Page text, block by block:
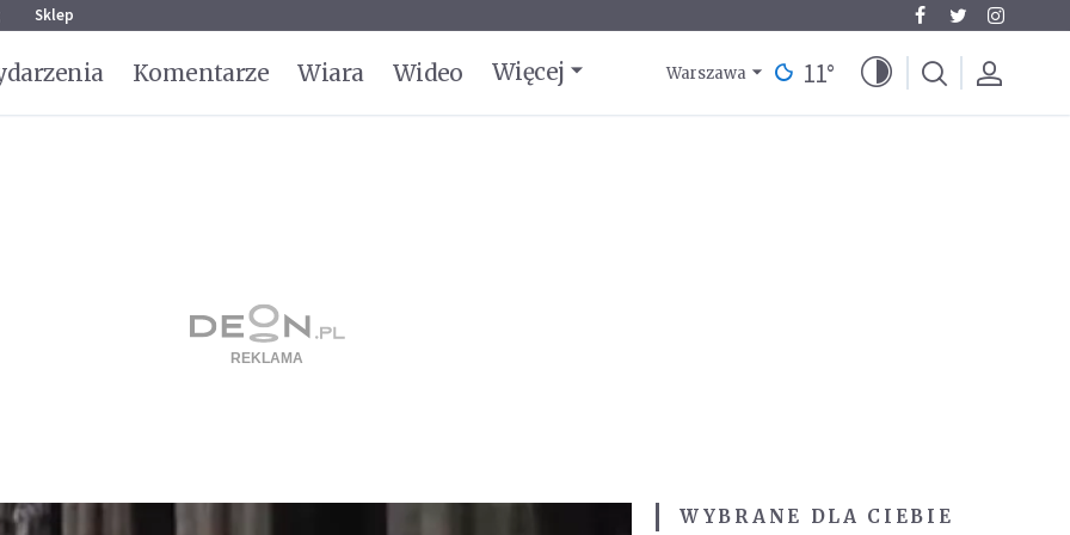
Sklep
Komentarze Wiara Wideo Więcej Warszawa 11°
WYBRANE DLA CIEBIE